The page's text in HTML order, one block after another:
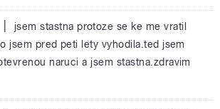
jsem stastna protoze se ke me vratil
jsem pred peti lety vyhodila.ted jsem
naruci a jsem stastna.zdravim